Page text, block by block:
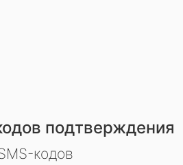
подтверждения
кодов